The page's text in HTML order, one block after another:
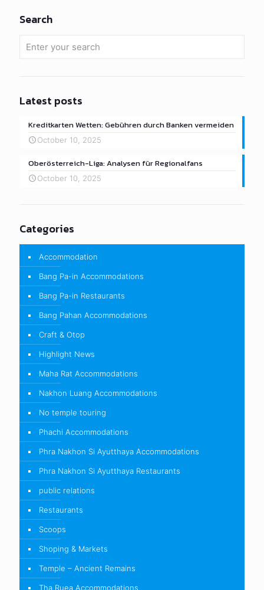
Search
Latest posts
Kreditkarten Wetten: Gebühren durch Banken vermeiden
October 10, 2025
Oberösterreich-Liga: Analysen für Regionalfans
October 10, 2025
Categories
Accommodation
Bang Pa-in Accommodations
Bang Pa-in Restaurants
Bang Pahan Accommodations
Craft & Otop
Highlight News
Maha Rat Accommodations
Nakhon Luang Accommodations
No temple touring
Phachi Accommodations
Phra Nakhon Si Ayutthaya Accommodations
Phra Nakhon Si Ayutthaya Restaurants
public relations
Restaurants
Scoops
Shoping & Markets
Temple – Ancient Remains
Tha Ruea Accommodations